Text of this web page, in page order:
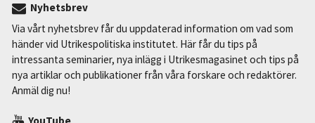
Nyhetsbrev
Via vårt nyhetsbrev får du uppdaterad information om vad som
händer vid Utrikespolitiska institutet. Här får du tips på
intressanta seminarier, nya inlägg i Utrikesmagasinet och tips på
nya artiklar och publikationer från våra forskare och redaktörer.
Anmäl dig nu!
YouTube